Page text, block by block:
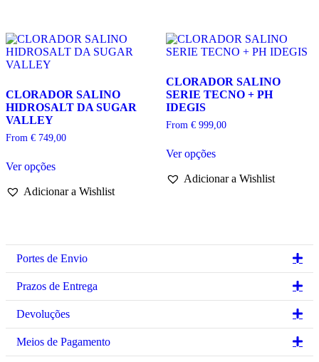
may
be
the
product
be
chosen
the
product
CLORADOR SALINO
HIDROSALT DA SUGAR
VALLEY
From € 749,00
Ver opçõesproduct
multiple
may
be
chosen
on
product
page
Adicionar a Wishlist
CLORADOR SALINO
SERIE TECNO + PH
IDEGIS
From €999,00
Ver opçõesproduct
multiple
be
on
Adicionar a Wishlist
Portes de Envio
Prazos de Entrega
Devoluções
Meios de Pagamento